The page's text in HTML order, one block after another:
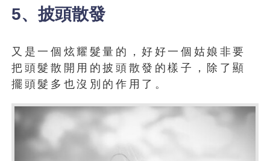
5、披頭散發
又是一個炫耀髮量的，好好一個姑娘非要
把頭髮散開用的披頭散發的樣子，除了顯
擺頭髮多也沒別的作用了。